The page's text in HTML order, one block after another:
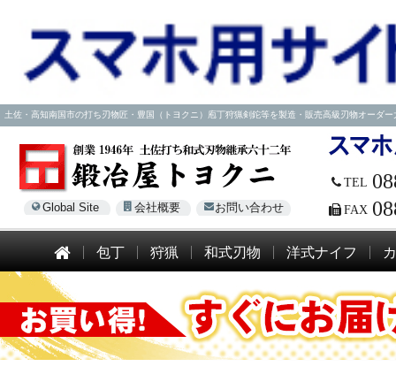
土佐・高知南国市の打ち刃物匠・豊国（トヨクニ）庖丁狩猟剣鉈等を製造・販売高級刃物オーダ
Global Site 会社概要 お問い合わせ
TEL
FAX
包丁 狩猟 和式刃物 洋式ナイフ